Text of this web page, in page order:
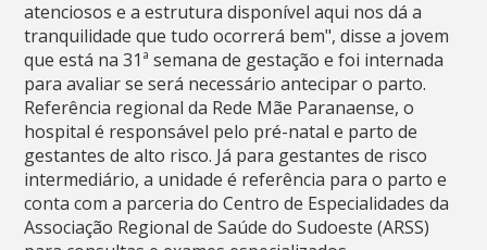
atenciosos e a estrutura disponível aqui nos dá a
tranquilidade que tudo ocorrerá bem", disse a jovem
que está na 31ª semana de gestação e foi internada
para avaliar se será necessário antecipar o parto.
Referência regional da Rede Mãe Paranaense, o
hospital é responsável pelo pré-natal e parto de
gestantes de alto risco. Já para gestantes de risco
intermediário, a unidade é referência para o parto e
conta com a parceria do Centro de Especialidades da
Associação Regional de Saúde do Sudoeste (ARSS)